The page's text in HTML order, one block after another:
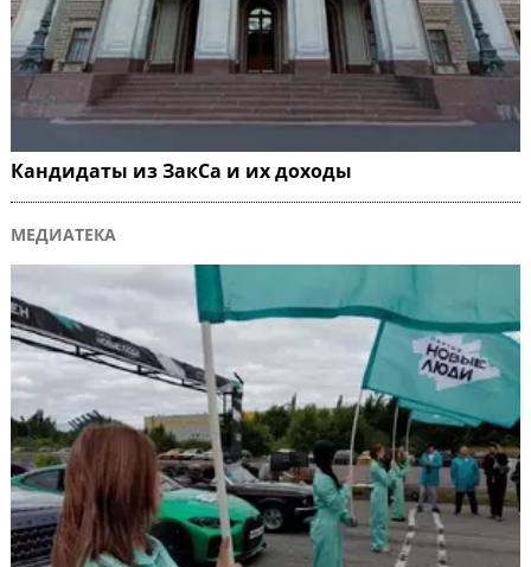
Кандидаты из ЗакСа и их доходы
МЕДИАТЕКА